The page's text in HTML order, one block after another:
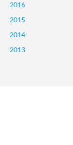
2016
2015
2014
2013